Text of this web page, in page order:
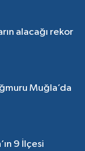
alacağı rekor
Muğla’da
9 İlçesi